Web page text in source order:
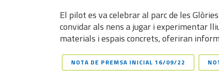
El pilot es va celebrar al parc de les
convidar als nens a jugar i experimentar
materials i espais concrets, oferiran
NOTA DE PREMSA INICIAL 16/09/22